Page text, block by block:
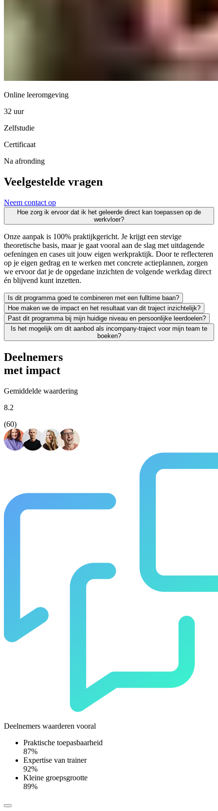
Online leeromgeving
32 uur
Zelfstudie
Certificaat
Na afronding
Veelgestelde vragen
Neem contact op
Hoe zorg ik ervoor dat ik het geleerde direct kan toepassen op de
werkvloer?
Onze aanpak is 100% praktijkgericht. Je krijgt een stevige
theoretische basis, maar je gaat vooral aan de slag met uitdagende
oefeningen en cases uit jouw eigen werkpraktijk. Door te reflecteren
op je eigen gedrag en te werken met concrete actieplannen, zorgen
we ervoor dat je de opgedane inzichten de volgende werkdag direct
én blijvend kunt inzetten.
Is dit programma goed te combineren met een fulltime baan?
Zeker. We leiden uitsluitend werkende professionals op en weten
Hoe maken we de impact en het resultaat van dit traject inzichtelijk?
Leren moet leiden tot merkbaar resultaat; voor jezelf én voor je
Past dit programma bij mijn huidige niveau en persoonlijke leerdoelen?
We vinden het essentieel dat je een traject kiest dat écht bij je past
Is het mogelijk om dit aanbod als incompany-traject voor mijn team te
boeken?
Absoluut. Vrijwel al onze trainingen en opleidingen kunnen we
Deelnemers
met impact
Gemiddelde waardering
8.2
(60)
Deelnemers waarderen vooral
Praktische toepasbaarheid
87%
Expertise van trainer
92%
Kleine groepsgrootte
89%